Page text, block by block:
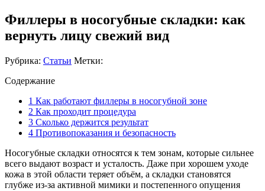
Филлеры в носогубные складки: как
вернуть лицу свежий вид
Рубрика: Статьи Метки:
Содержание
1 Как работают филлеры в носогубной зоне
2 Как проходит процедура
3 Сколько держится результат
4 Противопоказания и безопасность
Носогубные складки относятся к тем зонам, которые сильнее
всего выдают возраст и усталость. Даже при хорошем уходе
кожа в этой области теряет объём, а складки становятся
глубже из‑за активной мимики и постепенного опущения